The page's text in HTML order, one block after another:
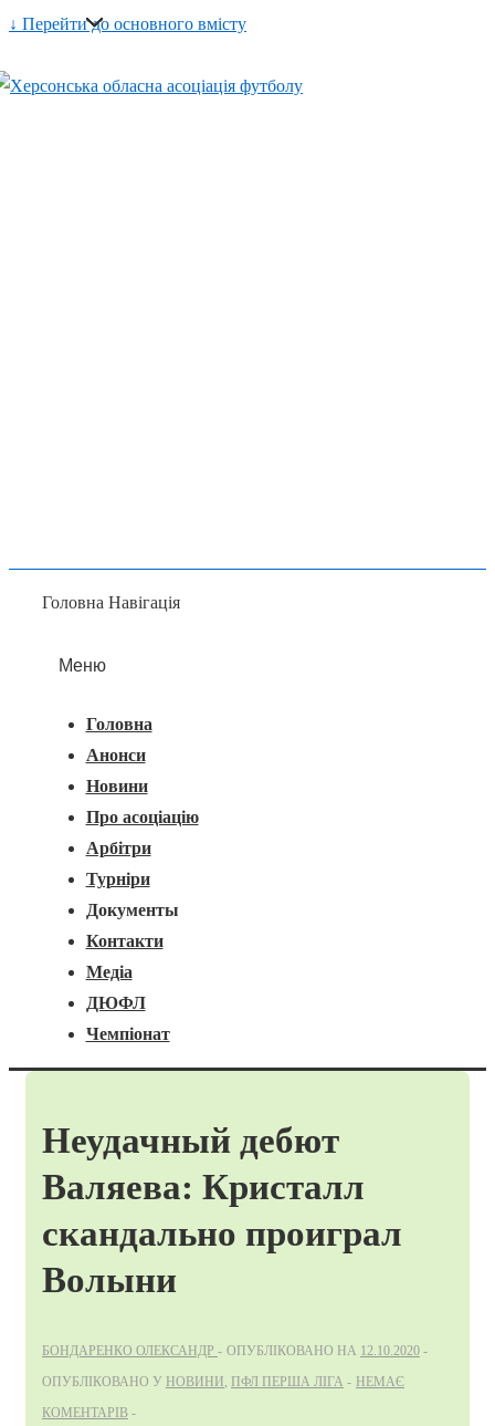
↓ Перейти до основного вмісту
Головна Навігація
Меню
Головна
Анонси
Новини
Про асоціацію
Арбітри
Турніри
Документы
Контакти
Медіа
ДЮФЛ
Чемпіонат
Неудачный дебют
Валяева: Кристалл
скандально проиграл
Волыни
БОНДАРЕНКО ОЛЕКСАНДР ОПУБЛІКОВАНО НА 12.10.2020
ОПУБЛІКОВАНО У НОВИНИ ПФЛ ПЕРША ЛІГА
НЕМАЄ
КОМЕНТАРІВ